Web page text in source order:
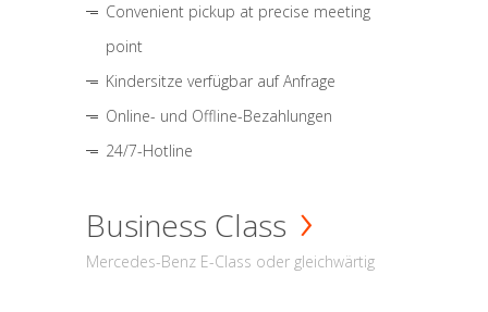
Convenient pickup at precise meeting
point
Kindersitze verfügbar auf Anfrage
Online- und Offline-Bezahlungen
24/7-Hotline
Business Class
Mercedes-Benz E-Class oder gleichwärtig